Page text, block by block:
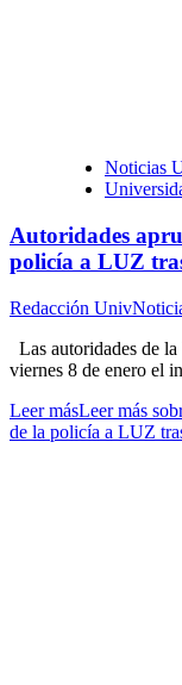
Noticias
Autoridades
policía a LUZ
Redacción
Las autoridades de
viernes 8 de enero el
Leer másLeer más
de la policía a LUZ